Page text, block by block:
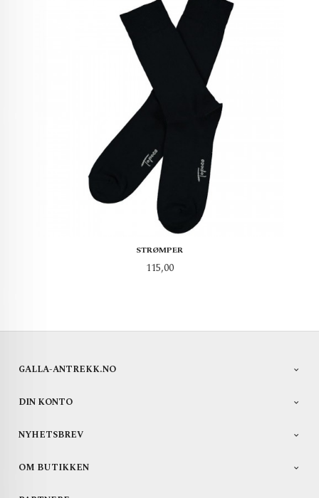
STRØMPER
Pris
115,00
GALLA-ANTREKK.NO
DIN KONTO
NYHETSBREV
OM BUTIKKEN